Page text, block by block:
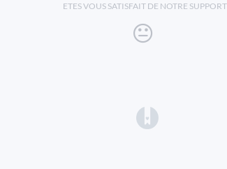
ETES VOUS SATISFAIT DE NOTRE SUPPORT
(opens in a